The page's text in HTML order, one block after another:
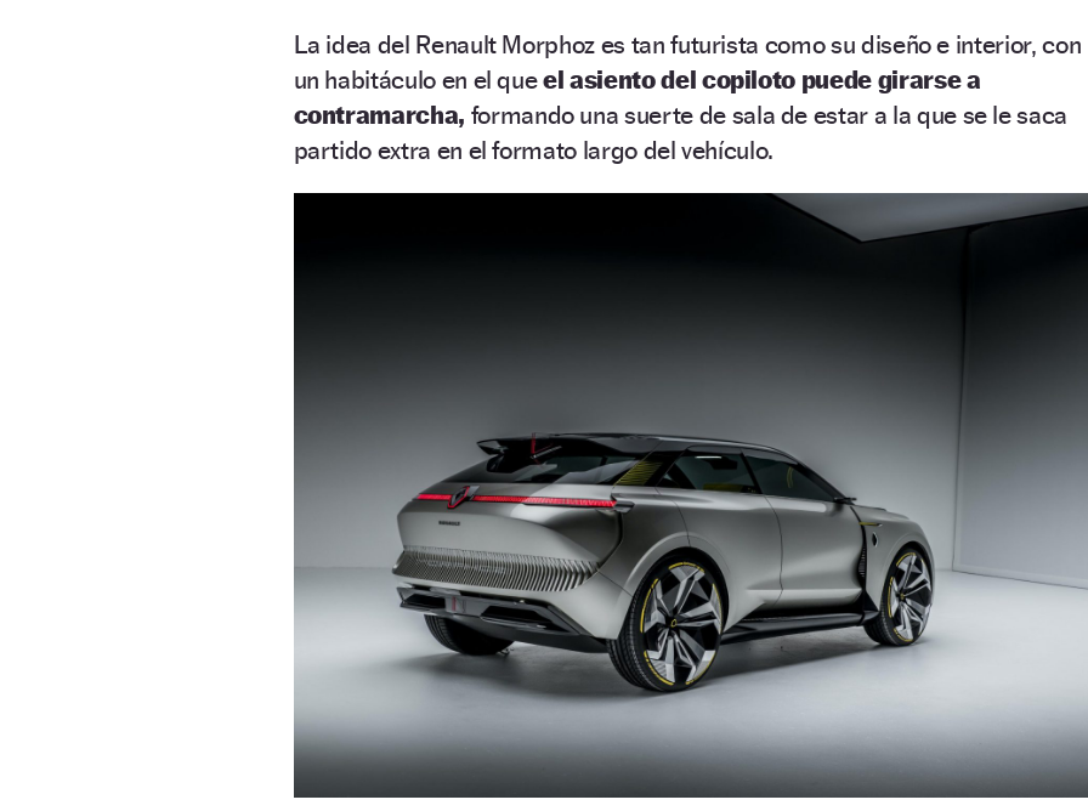
La idea del Renault Morphoz es tan futurista como su diseño e interior, con
un habitáculo en el queel asiento del copiloto puede girarse a
contramarcha, formando una suerte de sala de estar a la que se le saca
partido extra en el formato largo del vehículo.